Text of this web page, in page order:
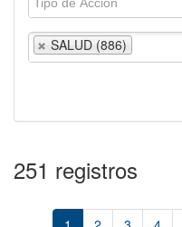
SALUD (886)
251 registros